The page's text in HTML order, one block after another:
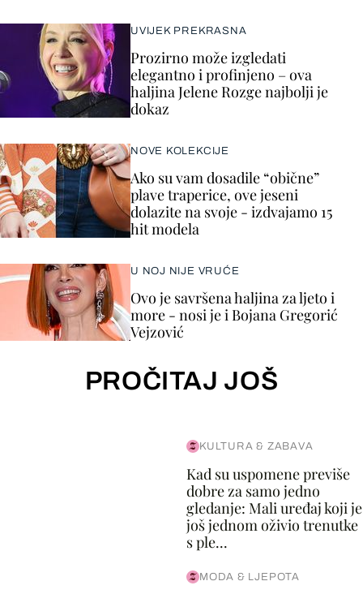
UVIJEK PREKRASNA
Prozirno može izgledati
elegantno i profinjeno – ova
haljina Jelene Rozge najbolji je
dokaz
NOVE KOLEKCIJE
Ako su vam dosadile “obične”
plave traperice, ove jeseni
dolazite na svoje - izdvajamo 15
hit modela
U NOJ NIJE VRUĆE
Ovo je savršena haljina za ljeto i
more - nosi je i Bojana Gregorić
Vejzović
PROČITAJ JOŠ
KULTURA & ZABAVA
Kad su uspomene previše
dobre za samo jedno
gledanje: Mali uređaj koji je
još jednom oživio trenutke
s ple...
MODA & LJEPOTA